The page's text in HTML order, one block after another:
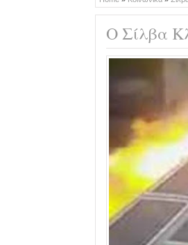
Ο Σίλβα